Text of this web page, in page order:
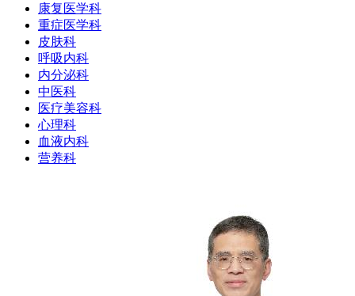
康复医学科
重症医学科
皮肤科
呼吸内科
内分泌科
中医科
医疗美容科
心理科
血液内科
营养科